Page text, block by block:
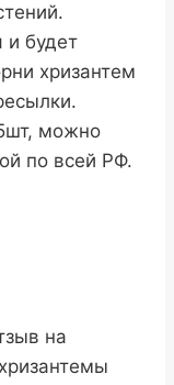
и будет
хризантем
можно
по всей РФ.
на